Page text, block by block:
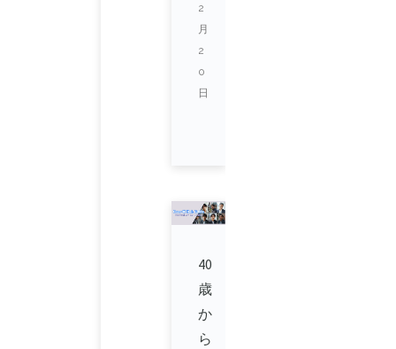
2
月
2
0
日
40
歳
か
ら